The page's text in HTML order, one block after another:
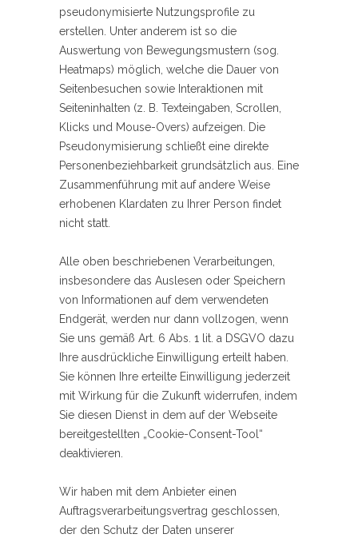
pseudonymisierte Nutzungsprofile zu
erstellen. Unter anderem ist so die
Auswertung von Bewegungsmustern (sog.
Heatmaps) möglich, welche die Dauer von
Seitenbesuchen sowie Interaktionen mit
Seiteninhalten (z. B. Texteingaben, Scrollen,
Klicks und Mouse-Overs) aufzeigen. Die
Pseudonymisierung schließt eine direkte
Personenbeziehbarkeit grundsätzlich aus. Eine
Zusammenführung mit auf andere Weise
erhobenen Klardaten zu Ihrer Person findet
nicht statt.
Alle oben beschriebenen Verarbeitungen,
insbesondere das Auslesen oder Speichern
von Informationen auf dem verwendeten
Endgerät, werden nur dann vollzogen, wenn
Sie uns gemäß Art. 6 Abs. 1 lit. a DSGVO dazu
Ihre ausdrückliche Einwilligung erteilt haben.
Sie können Ihre erteilte Einwilligung jederzeit
mit Wirkung für die Zukunft widerrufen, indem
Sie diesen Dienst in dem auf der Webseite
bereitgestellten „Cookie-Consent-Tool“
deaktivieren.
Wir haben mit dem Anbieter einen
Auftragsverarbeitungsvertrag geschlossen,
der den Schutz der Daten unserer